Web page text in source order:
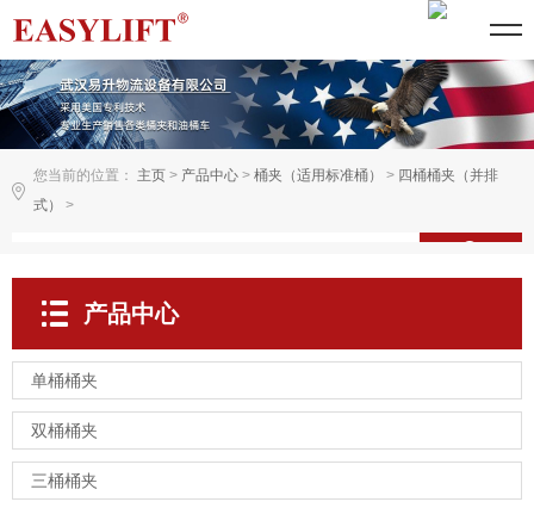
您当前的位置： 主页 > 产品中心 > 桶夹（适用标准桶） > 四桶桶夹（并排
式）
>
产品中心
单桶桶夹
双桶桶夹
三桶桶夹